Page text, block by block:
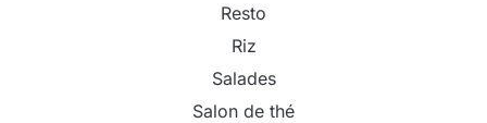
Resto
Riz
Salades
Salon de thé